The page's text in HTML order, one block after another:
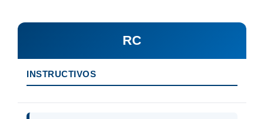
RC
INSTRUCTIVOS